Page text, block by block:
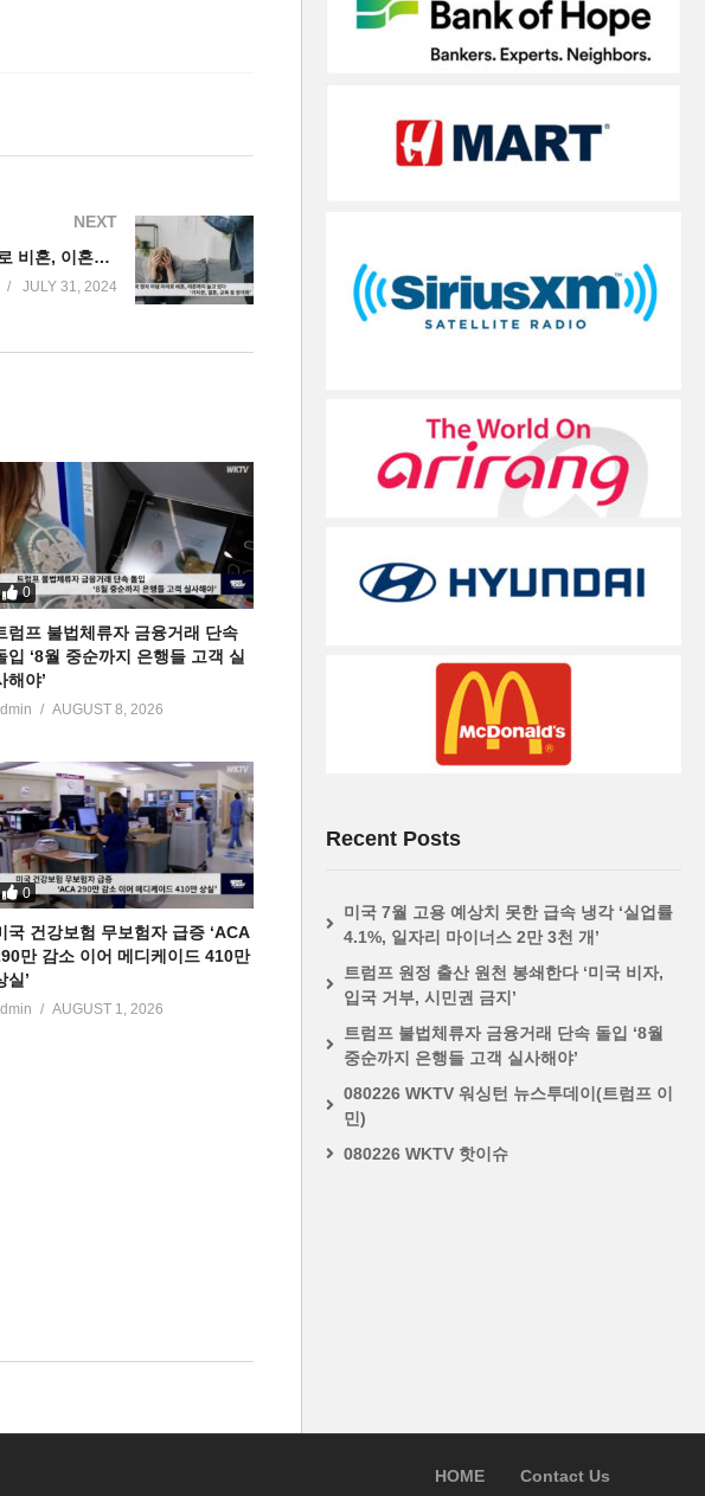
NEXT
미국 정치 이념 차이로 비혼, 이혼까지 늘고 있다 ‘가치관, 결혼, 교육 등 양극화’
JULY 31, 2024
0
럼프 불법체류자 금융거래 단속
입 ‘8월 중순까지 은행들 고객 실
해야’
AUGUST 8, 2026
0
국 건강보험 무보험자 급증 ‘ACA
만 감소 이어 메디케이드 410만
실’
AUGUST 1, 2026
Recent Posts
미국 7월 고용 예상치 못한 급속 냉각 ‘실업률
4.1%, 일자리 마이너스 2만 3천 개’
트럼프 원정 출산 원천 봉쇄한다 ‘미국 비자,
입국 거부, 시민권 금지’
트럼프 불법체류자 금융거래 단속 돌입 ‘8월
중순까지 은행들 고객 실사해야’
080226 WKTV 워싱턴 뉴스투데이(트럼프 이
민)
080226 WKTV 핫이슈
HOME Contact Us